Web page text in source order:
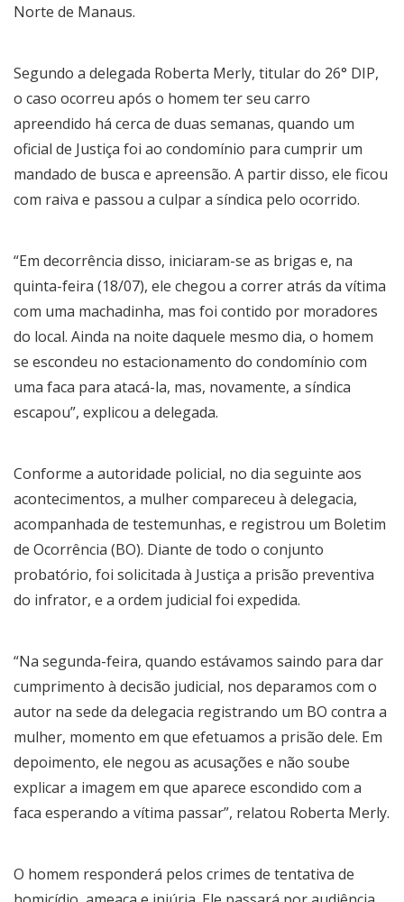
Norte de Manaus.
Segundo a delegada Roberta Merly, titular do 26° DIP,
o caso ocorreu após o homem ter seu carro
apreendido há cerca de duas semanas, quando um
oficial de Justiça foi ao condomínio para cumprir um
mandado de busca e apreensão. A partir disso, ele ficou
com raiva e passou a culpar a síndica pelo ocorrido.
“Em decorrência disso, iniciaram-se as brigas e, na
quinta-feira (18/07), ele chegou a correr atrás da vítima
com uma machadinha, mas foi contido por moradores
do local. Ainda na noite daquele mesmo dia, o homem
se escondeu no estacionamento do condomínio com
uma faca para atacá-la, mas, novamente, a síndica
escapou”, explicou a delegada.
Conforme a autoridade policial, no dia seguinte aos
acontecimentos, a mulher compareceu à delegacia,
acompanhada de testemunhas, e registrou um Boletim
de Ocorrência (BO). Diante de todo o conjunto
probatório, foi solicitada à Justiça a prisão preventiva
do infrator, e a ordem judicial foi expedida.
“Na segunda-feira, quando estávamos saindo para dar
cumprimento à decisão judicial, nos deparamos com o
autor na sede da delegacia registrando um BO contra a
mulher, momento em que efetuamos a prisão dele. Em
depoimento, ele negou as acusações e não soube
explicar a imagem em que aparece escondido com a
faca esperando a vítima passar”, relatou Roberta Merly.
O homem responderá pelos crimes de tentativa de